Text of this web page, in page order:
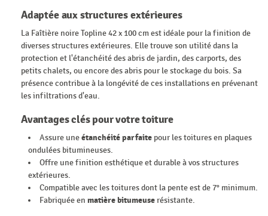
Adaptée aux structures extérieures
La Faîtière noire Topline 42 x 100 cm est idéale pour la finition de
diverses structures extérieures. Elle trouve son utilité dans la
protection et l'étanchéité des abris de jardin, des carports, des
petits chalets, ou encore des abris pour le stockage du bois. Sa
présence contribue à la longévité de ces installations en prévenant
les infiltrations d'eau.
Avantages clés pour votre toiture
Assure uneétanchéité parfaite pour les toitures en plaques
ondulées bitumineuses.
Offre une finition esthétique et durable à vos structures
extérieures.
Compatible avec les toitures dont la pente est de 7° minimum.
Fabriquée enmatière bitumeuserésistante.